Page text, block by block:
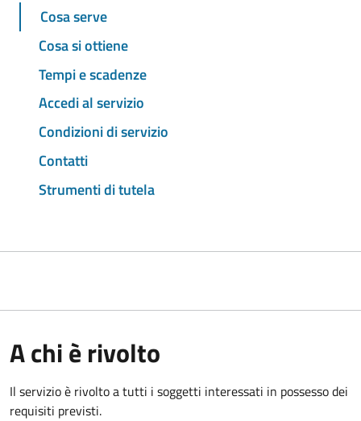
Cosa serve
Cosa si ottiene
Tempi e scadenze
Accedi al servizio
Condizioni di servizio
Contatti
Strumenti di tutela
A chi è rivolto
Il servizio è rivolto a tutti i soggetti interessati in possesso dei
requisiti previsti.